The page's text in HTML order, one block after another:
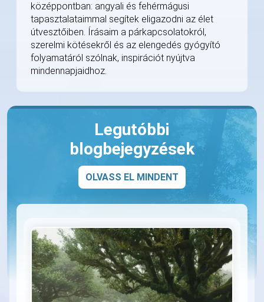
középpontban: angyali és fehérmágusi
tapasztalataimmal segítek eligazodni az élet
útvesztőiben. Írásaim a párkapcsolatokról,
szerelmi kötésekről és az elengedés gyógyító
folyamatáról szólnak, inspirációt nyújtva
mindennapjaidhoz.
Legutóbbi
blogbejegyzések
OLVASS EL MINDENT